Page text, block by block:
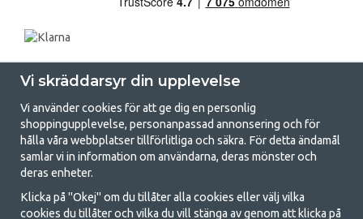
GetCamping.se - Din butik för camping
och uteliv
Vi skräddarsyr din upplevelse
Vi använder cookies för att ge dig en personlig
shoppingupplevelse, personanpassad annonsering och för
hålla våra webbplatser tillförlitliga och säkra. För detta ändamål
samlar vi in information om användarna, deras mönster och
deras enheter.
Klicka på "Okej" om du tillåter alla cookies eller välj vilka
cookies du tillåter och vilka du vill stänga av genom att klicka på